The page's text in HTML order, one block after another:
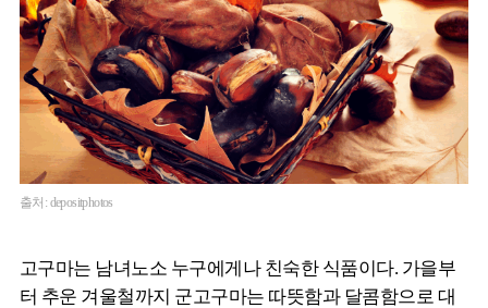
출처: depositphotos
고구마는 남녀노소 누구에게나 친숙한 식품이다. 가을부
터 추운 겨울철까지 군고구마는 따뜻함과 달콤함으로 대